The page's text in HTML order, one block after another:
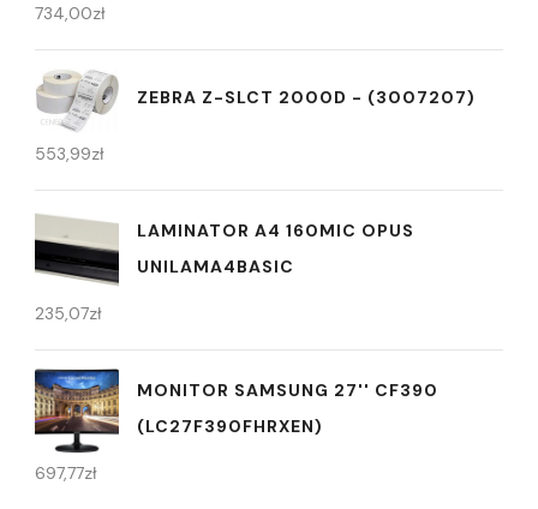
734,00zł
ZEBRA Z-SLCT 2000D - (3007207)
553,99zł
LAMINATOR A4 160MIC OPUS
UNILAMA4BASIC
235,07zł
MONITOR SAMSUNG 27'' CF390
(LC27F390FHRXEN)
697,77zł